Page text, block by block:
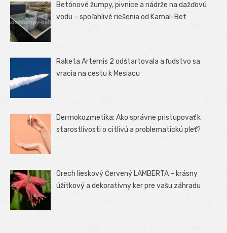
Betónové žumpy, pivnice a nádrže na dažďovú
vodu – spoľahlivé riešenia od Kamal-Bet
Raketa Artemis 2 odštartovala a ľudstvo sa
vracia na cestu k Mesiacu
Dermokozmetika: Ako správne pristupovať k
starostlivosti o citlivú a problematickú pleť?
Orech lieskový Červený LAMBERTA – krásny
úžitkový a dekoratívny ker pre vašu záhradu